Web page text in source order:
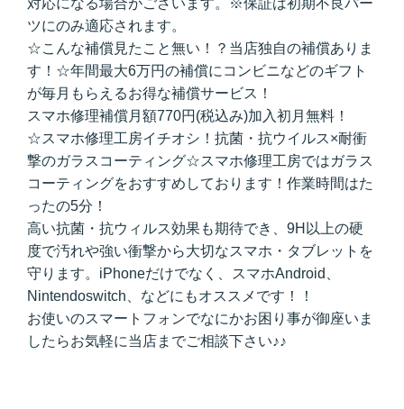
ツにのみ適応されます。
☆こんな補償見たこと無い！？当店独自の補償ありま
す！☆年間最大6万円の補償にコンビニなどのギフト
が毎月もらえるお得な補償サービス！
スマホ修理補償月額770円(税込み)加入初月無料！
☆スマホ修理工房イチオシ！抗菌・抗ウイルス×耐衝
撃のガラスコーティング☆スマホ修理工房ではガラス
コーティングをおすすめしております！作業時間はた
ったの5分！
高い抗菌・抗ウィルス効果も期待でき、9H以上の硬
度で汚れや強い衝撃から大切なスマホ・タブレットを
守ります。iPhoneだけでなく、スマホAndroid、
Nintendoswitch、などにもオススメです！！
お使いのスマートフォンでなにかお困り事が御座いま
したらお気軽に当店までご相談下さい♪♪